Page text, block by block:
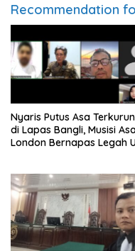
Recommendation
Nyaris Putus Asa
di Lapas Bangli, Musisi
London Bernapas Legah